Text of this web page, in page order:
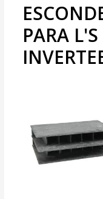
PARA L'S